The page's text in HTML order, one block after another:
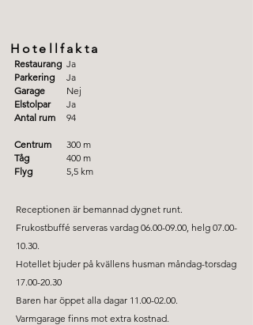
Hotellfakta
Restaurang
Parkering
Garage
Elstolpar
Antal rum
Centrum
Tåg
Flyg
Ja
Ja
Nej
Ja
94
300 m
400 m
5,5 km
Receptionen är bemannad dygnet runt.
Frukostbuffé serveras vardag 06.00-09.00, helg 07.00-
10.30.
Hotellet bjuder på kvällens husman måndag-torsdag
17.00-20.30
Baren har öppet alla dagar 11.00-02.00.
Varmgarage finns mot extra kostnad.